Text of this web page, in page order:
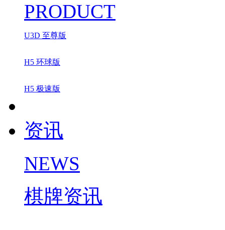
PRODUCT
U3D 至尊版
H5 环球版
H5 极速版
资讯
NEWS
棋牌资讯